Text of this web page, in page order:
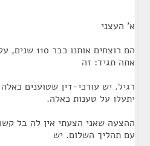
א' העצני
הם רוצחים
אתה תגיד: זה
רגיל. יש עורכי-דין שטוענים
יתעלו על טענות כאלה.
ההצעה שאני הצעתי אין לה בל
עם תהליך השלום. יש